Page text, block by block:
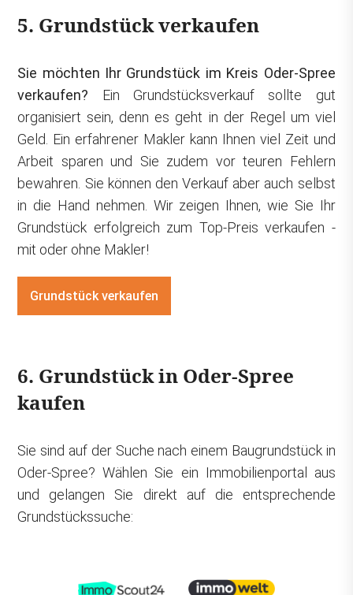
5. Grundstück verkaufen
Sie möchten Ihr Grundstück im Kreis Oder-Spree
verkaufen? Ein Grundstücksverkauf sollte gut
organisiert sein, denn es geht in der Regel um viel
Geld. Ein erfahrener Makler kann Ihnen viel Zeit und
Arbeit sparen und Sie zudem vor teuren Fehlern
bewahren. Sie können den Verkauf aber auch selbst
in die Hand nehmen. Wir zeigen Ihnen, wie Sie Ihr
Grundstück erfolgreich zum Top-Preis verkaufen -
mit oder ohne Makler!
Grundstück verkaufen
6. Grundstück in Oder-Spree
kaufen
Sie sind auf der Suche nach einem Baugrundstück in
Oder-Spree? Wählen Sie ein Immobilienportal aus
und gelangen Sie direkt auf die entsprechende
Grundstückssuche: